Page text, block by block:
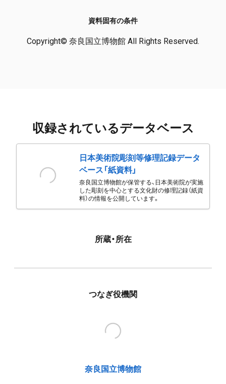
資料固有の条件
Copyright© 奈良国立博物館 All Rights Reserved.
収録されているデータベース
日本美術院彫刻等修理記録データ
ベース「紙資料」
奈良国立博物館が保管する、日本美術院が実施
した彫刻を中心とする文化財の修理記録（紙資
料）の情報を公開しています。
所蔵・所在
つなぎ役機関
奈良国立博物館